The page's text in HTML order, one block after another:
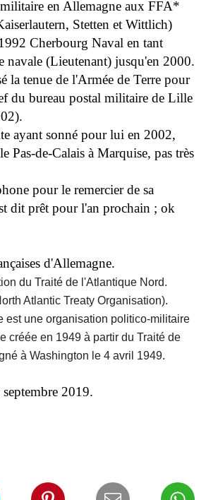
en Allemagne aux FFA*
Stetten et Wittlich)
Cherbourg Naval en tant
navale (Lieutenant) jusqu'en 2000.
la tenue de l'Armée de Terre pour
du bureau postal militaire de Lille
ayant sonné pour lui en 2002,
Pas-de-Calais à Marquise, pas très
pour le remercier de sa
dit prêt pour l'an prochain ; ok
d'Allemagne.
du Traité de l'Atlantique Nord.
Atlantic Treaty Organisation).
est une organisation politico-militaire
créée en 1949 à partir du Traité de
à Washington le 4 avril 1949.
2019.